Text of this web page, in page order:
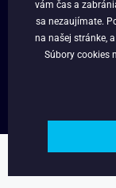
O NÁS
VERNOSTNÝ PROGRAM
BLOG
Copyright © 2025 -
vám čas a
sa nezaujímate.
na našej stránke,
Súbory cookies